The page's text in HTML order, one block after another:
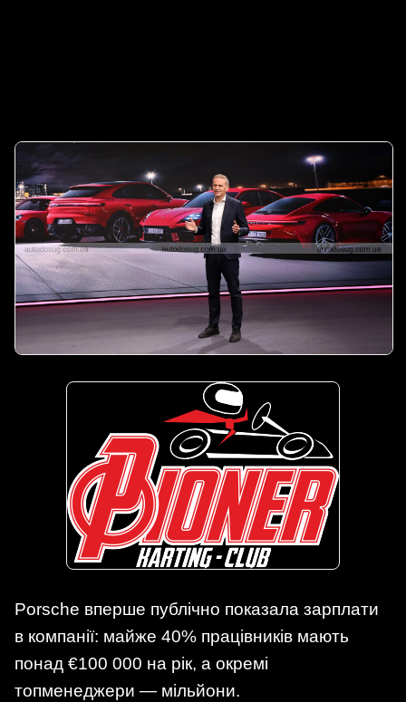
Porsche вперше публічно показала зарплати
в компанії: майже 40% працівників мають
понад €100 000 на рік, а окремі
топменеджери — мільйони.